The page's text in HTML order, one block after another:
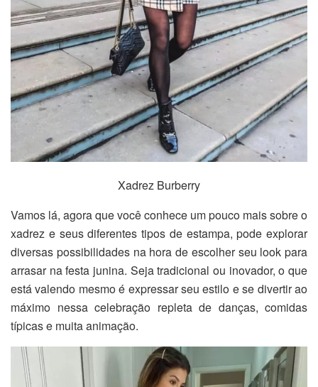
Xadrez Burberry
Vamos lá, agora que você conhece um pouco mais sobre o
xadrez e seus diferentes tipos de estampa, pode explorar
diversas possibilidades na hora de escolher seu look para
arrasar na festa junina. Seja tradicional ou inovador, o que
está valendo mesmo é expressar seu estilo e se divertir ao
máximo nessa celebração repleta de danças, comidas
típicas e muita animação.